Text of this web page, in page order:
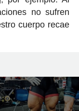
no sufren
cuerpo recae